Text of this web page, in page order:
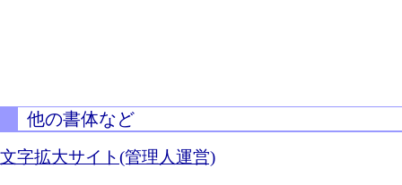
他の書体など
文字拡大サイト(管理人運営)